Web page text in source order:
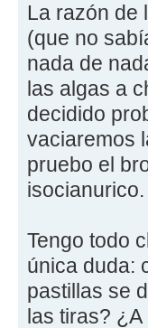
La razón de
(que no
nada de
las algas a
decidido
vaciaremos
pruebo el
isocianurico.
Tengo todo
única duda:
pastillas se
las tiras?